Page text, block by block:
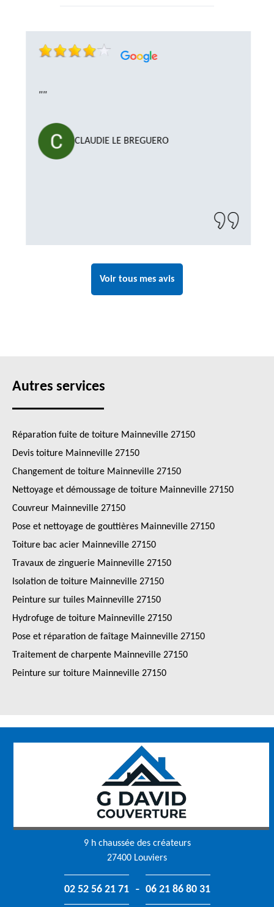
""
CLAUDIE LE BREGUERO
Voir tous mes avis
Autres services
Réparation fuite de toiture Mainneville 27150
Devis toiture Mainneville 27150
Changement de toiture Mainneville 27150
Nettoyage et démoussage de toiture Mainneville 27150
Couvreur Mainneville 27150
Pose et nettoyage de gouttières Mainneville 27150
Toiture bac acier Mainneville 27150
Travaux de zinguerie Mainneville 27150
Isolation de toiture Mainneville 27150
Peinture sur tuiles Mainneville 27150
Hydrofuge de toiture Mainneville 27150
Pose et réparation de faîtage Mainneville 27150
Traitement de charpente Mainneville 27150
Peinture sur toiture Mainneville 27150
9 h chaussée des créateurs
27400 Louviers
02 52 56 21 71 - 06 21 86 80 31